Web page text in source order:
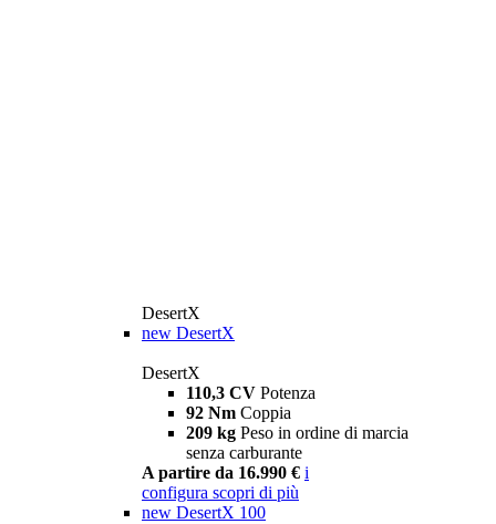
DesertX
new DesertX
DesertX
110,3 CV Potenza
92 Nm Coppia
209 kg Peso in ordine di marcia
senza carburante
A partire da 16.990 € i
configura scopri di più
new DesertX 100